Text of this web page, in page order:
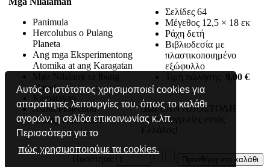
Αυτός ο ιστότοπος χρησιμοποιεί cookies για
απαραίτητες λειτουργίες του, όπως το καλάθι
αγορών, η σελίδα επικοινωνίας κ.λπ.
Περισσότερα για το
πώς χρησιμοποιούμε τα cookies.
Panimula
Hercolubus o Pulang
Planeta
Ang mga Eksperimentong
Atomika at ang Karagatan
Mga Nilalang sa Ibang
Planeta
Kamatayan
Astral Projection
Huling Pahimakas
Σελίδες 64
Μέγεθος 12,5 × 18 εκ
Ράχη δετή
Βιβλιοδεσία με
πλαστικοποιημένο
εξώφυλλο
Τιμή πώλησης: 9,00 €
ΔΩΡΕΑΝ ΑΠΟΣΤΟΛΗ
για παραγγελίες εντός
Ελλάδος!
Ποσότητα: